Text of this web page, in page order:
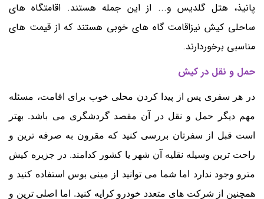
پانیذ، هتل گلدیس و... از این جمله هستند. اقامتگاه های
ساحلی کیش نیزاقامت گاه های خوبی هستند که از قیمت های
مناسبی برخوردارند.
حمل و نقل در کیش
در هر سفری پس از پیدا کردن محلی خوب برای اقامت، مسئله
مهم دیگر حمل و نقل در آن مقصد گردشگری می باشد. بهتر
است قبل از سفرتان بررسی کنید که مقرون به صرفه ترین و
راحت ترین وسیله نقلیه آن شهر یا کشور کدامند. در جزیره کیش
مترو وجود ندارد اما شما می توانید از مینی بوس استفاده کنید و
همچنین از شرکت های متعدد خودرو کرایه کنید. اما اصلی ترین و